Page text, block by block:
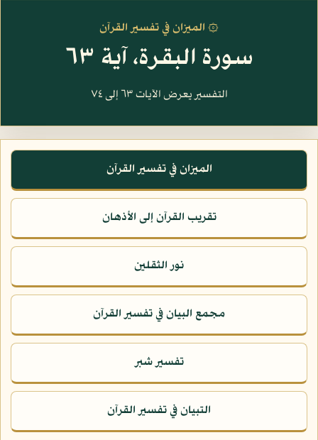
۞ الميزان في تفسير القرآن
سورة البقرة، آية ٦٣
التفسير يعرض الآيات ٦٣ إلى ٧٤
الميزان في تفسير القرآن
تقريب القرآن إلى الأذهان
نور الثقلين
مجمع البيان في تفسير القرآن
تفسير شبر
التبيان في تفسير القرآن